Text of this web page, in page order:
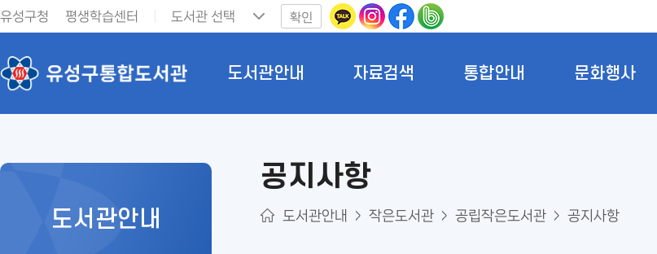
유성구청 평생학습센터 확인
도서관안내 자료검색 통합안내 문화행사
도서관안내
공지사항
도서관안내 작은도서관 공립작은도서관 공지사항